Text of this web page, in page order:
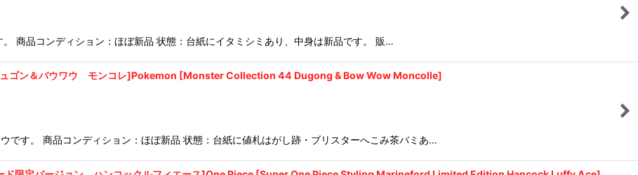
品コンディション：ほぼ新品 状態：台紙にイタミシミあり、中身は新品です。 販…
ゴン＆バウワウ モンコレ]Pokemon [Monster Collection 44 Dugong & Bow Wow Moncolle]
です。 商品コンディション：ほぼ新品 状態：台紙に値札はがし跡・ブリスターへこみ茶バミあ…